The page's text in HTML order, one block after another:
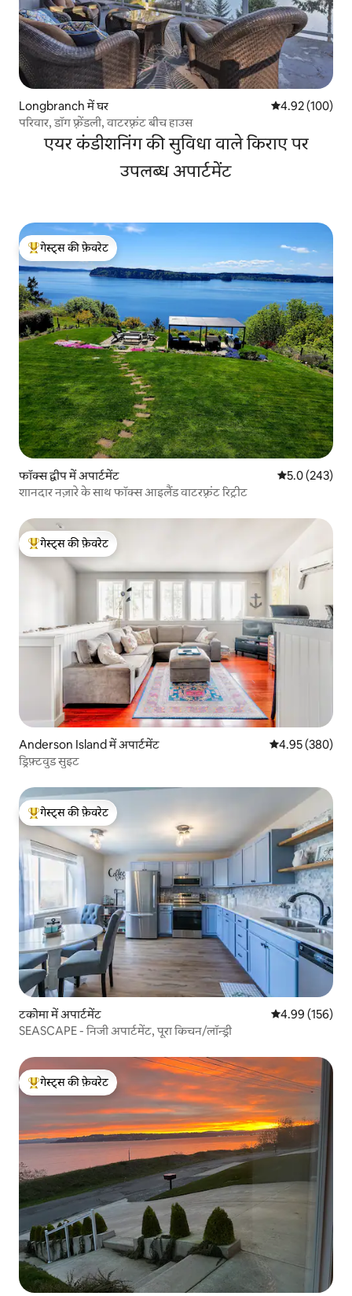
Longbranch में घर औसत रेटिंग 5 में से
4.92 (100)
परिवार, डॉग फ़्रेंडली, वाटरफ़्रंट बीच हाउस
एयर कंडीशनिंग की सुविधा वाले किराए पर
उपलब्ध अपार्टमेंट
गेस्ट्स का टॉप फ़ेवरेट
गेस्ट्स की फ़ेवरेट
फॉक्स द्वीप में अपार्टमेंट औसत रेटिंग 5 में
5.0 (243)
शानदार नज़ारे के साथ फॉक्स आइलैंड वाटरफ़्रंट रिट्रीट
गेस्ट्स का टॉप फ़ेवरेट
गेस्ट्स की फ़ेवरेट
Anderson Island में अपार्टमेंट औसत रेटिंग 5 में से
4.95 (380)
ड्रिफ़्टवुड सुइट
गेस्ट्स का टॉप फ़ेवरेट
गेस्ट्स की फ़ेवरेट
टकोमा में अपार्टमेंट औसत रेटिंग 5 में से
4.99 (156)
SEASCAPE - निजी अपार्टमेंट, पूरा किचन/लॉन्ड्री
गेस्ट्स का टॉप फ़ेवरेट
गेस्ट्स की फ़ेवरेट